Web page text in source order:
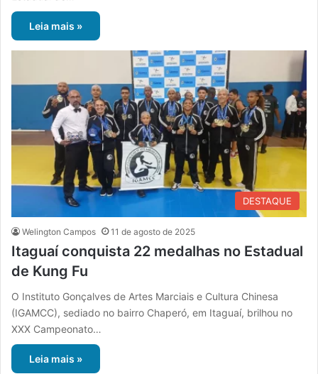
Leia mais »
DESTAQUE
Welington Campos 11 de agosto de 2025
Itaguaí conquista 22 medalhas no Estadual
de Kung Fu
O Instituto Gonçalves de Artes Marciais e Cultura Chinesa
(IGAMCC), sediado no bairro Chaperó, em Itaguaí, brilhou no
XXX Campeonato…
Leia mais »